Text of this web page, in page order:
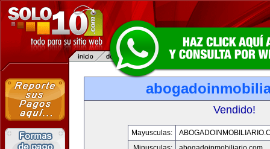
Vendido!
Mayusculas: